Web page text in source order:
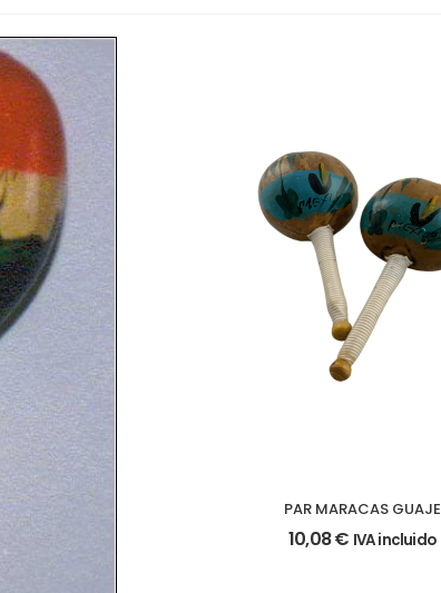
PAR MARACAS GUAJE
10,08€ IVA incluido